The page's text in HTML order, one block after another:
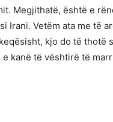
Megjithatë, është e
Irani. Vetëm ata me të
kjo do të thotë
kanë të vështirë të